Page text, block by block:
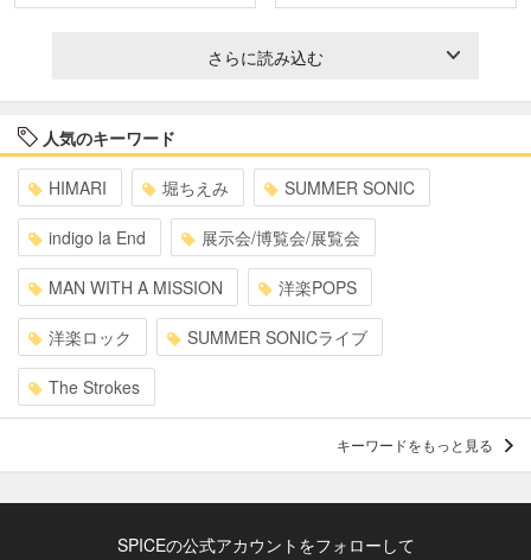
さらに読み込む
人気のキーワード
HIMARI 堀ちえみ SUMMER SONIC
indigo la End 展示会/博覧会/展覧会
MAN WITH A MISSION 洋楽POPS
洋楽ロック SUMMER SONICライブ
The Strokes
キーワードをもっと見る
SPICEの公式アカウントをフォローして